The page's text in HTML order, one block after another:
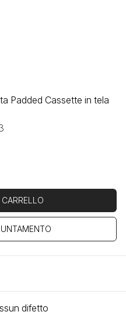
Padded Cassette in tela
difetto